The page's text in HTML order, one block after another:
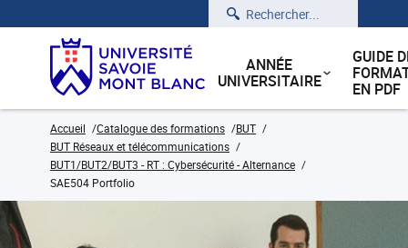
Rechercher
ANNÉE
UNIVERSITAIRE
GUIDE
EN PDF
Accueil Catalogue des formations
BUT
BUT Réseaux et télécommunications
BUT1/BUT2/BUT3 - RT : Cybersécurité - Alternance
SAE504 Portfolio